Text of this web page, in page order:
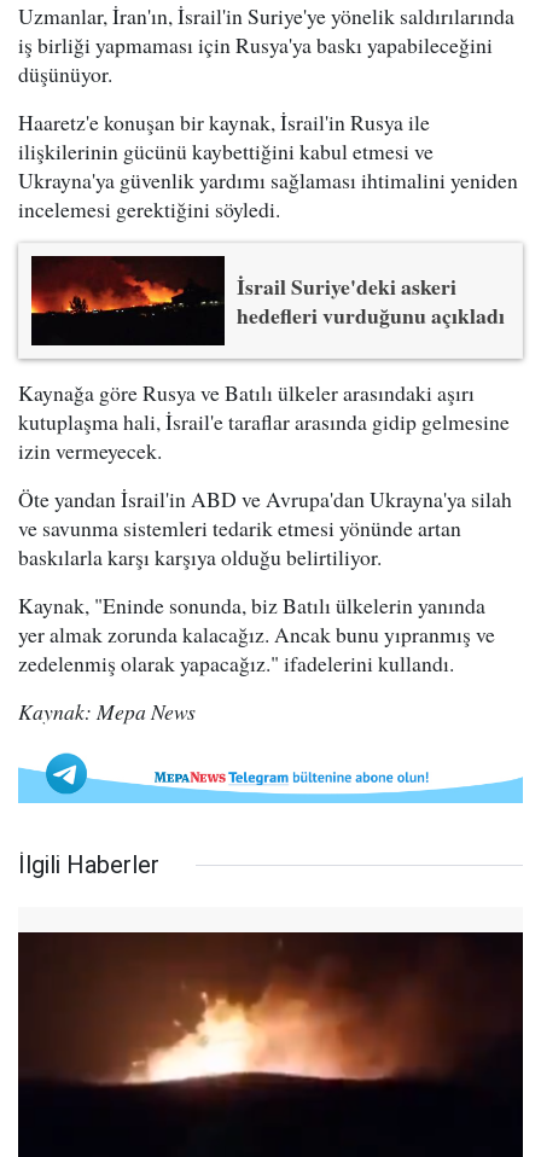
Uzmanlar, İran'ın, İsrail'in Suriye'ye yönelik saldırılarında
iş birliği yapmaması için Rusya'ya baskı yapabileceğini
düşünüyor.
Haaretz'e konuşan bir kaynak, İsrail'in Rusya ile
ilişkilerinin gücünü kaybettiğini kabul etmesi ve
Ukrayna'ya güvenlik yardımı sağlaması ihtimalini yeniden
incelemesi gerektiğini söyledi.
İsrail Suriye'deki askeri
hedefleri vurduğunu açıkladı
Kaynağa göre Rusya ve Batılı ülkeler arasındaki aşırı
kutuplaşma hali, İsrail'e taraflar arasında gidip gelmesine
izin vermeyecek.
Öte yandan İsrail'in ABD ve Avrupa'dan Ukrayna'ya silah
ve savunma sistemleri tedarik etmesi yönünde artan
baskılarla karşı karşıya olduğu belirtiliyor.
Kaynak, "Eninde sonunda, biz Batılı ülkelerin yanında
yer almak zorunda kalacağız. Ancak bunu yıpranmış ve
zedelenmiş olarak yapacağız." ifadelerini kullandı.
Kaynak: Mepa News
İlgili Haberler